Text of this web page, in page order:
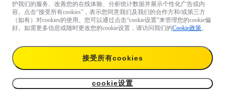
护我们的服务、改善您的在线体验、分析统计数据并展示个性化广告或内
容。点击“接受所有cookies”，表示您同意我们及我们的合作方和/或第三方
（如有）对cookies的使用。您可以通过点击“cookie设置”来管理您的cookie偏
好。如需更多信息或随时更改您的cookie设置，请访问我们的Cookie政策。
接受所有cookies
cookie设置